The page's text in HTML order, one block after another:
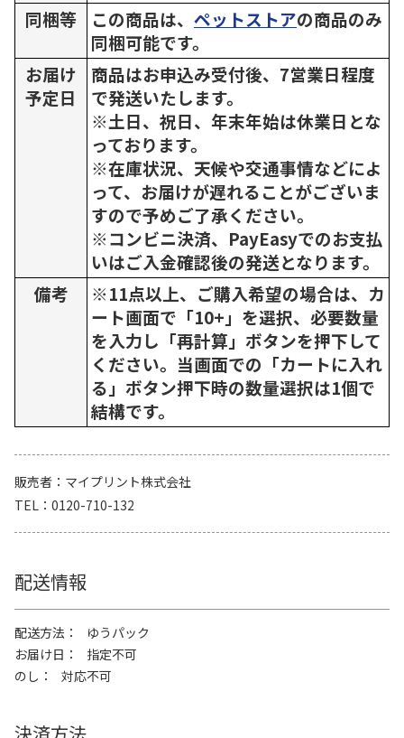
同梱等
この商品は、 ペットストアの商品のみ
同梱可能です。
お届け
予定日
商品はお申込み受付後、7営業日程度
で発送いたします。
※土日、祝日、年末年始は休業日とな
っております。
※在庫状況、天候や交通事情などによ
って、お届けが遅れることがございま
すので予めご了承ください。
※コンビニ決済、PayEasyでのお支払
いはご入金確認後の発送となります。
備考
※11点以上、ご購入希望の場合は、カ
ート画面で「10+」を選択、必要数量
を入力し「再計算」ボタンを押下して
ください。当画面での「カートに入れ
る」ボタン押下時の数量選択は1個で
結構です。
販売者
マイプリント株式会社
TEL
0120-710-132
配送情報
配送方法
ゆうパック
お届け日
指定不可
のし
対応不可